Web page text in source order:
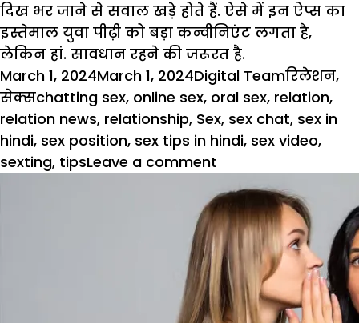
दिख भर जाने से सवाल खड़े होते हैं. ऐसे में इन ऐप्स का
इस्तेमाल युवा पीढ़ी को बड़ा कन्वीनिएंट लगता है,
लेकिन हां. सावधान रहने की जरूरत है.
Posted
on
March 1, 2024March 1, 2024Author
Digital Teamरिलेशन,
सेक्सTags
chatting sex, online sex, oral sex, relation,
relation news, relationship, Sex, sex chat, sex in
hindi, sex position, sex tips in hindi, sex video,
sexting, tipsLeave a comment
डिजिटल
ऐरा
में
डेटिंग
ऐप्स
एंड
रिलेशनशिप